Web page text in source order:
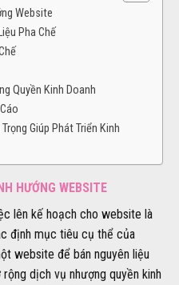
Website
Pha Chế
Quyền Kinh Doanh
Giúp Phát Triển Kinh
HƯỚNG WEBSITE
lên kế hoạch cho website là
định mục tiêu cụ thể của
website để bán nguyên liệu
dịch vụ nhượng quyền kinh